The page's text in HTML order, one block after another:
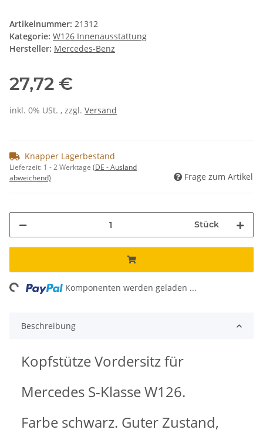
Artikelnummer: 21312
Kategorie: W126 Innenausstattung
Hersteller: Mercedes-Benz
27,72 €
inkl. 0% USt. , zzgl. Versand
Knapper Lagerbestand
Lieferzeit: 1 - 2 Werktage (DE - Ausland
abweichend)
Frage zum Artikel
Stück
Komponenten werden geladen ...
Beschreibung
Kopfstütze Vordersitz für
Mercedes S-Klasse W126.
Farbe schwarz. Guter Zustand,